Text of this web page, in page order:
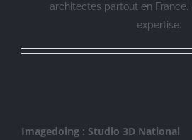
architectes partout en France.
expertise.
Imagedoing : Studio 3D National